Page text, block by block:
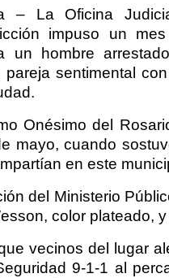
– La Oficina
impuso un
un hombre
sentimental
Onésimo del
mayo, cuando
en este
del Ministerio
color plateado,
vecinos del lugar
9-1-1 al